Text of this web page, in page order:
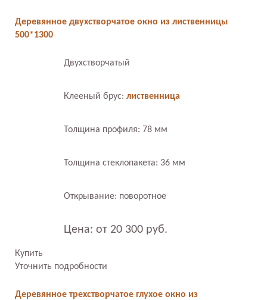
Деревянное двухстворчатое окно из лиственницы
500*1300
Двухстворчатый
Клееный брус: лиственница
Толщина профиля: 78 мм
Толщина стеклопакета: 36 мм
Открывание: поворотное
Цена: от 20 300 руб.
Купить
Уточнить подробности
Деревянное трехстворчатое глухое окно из